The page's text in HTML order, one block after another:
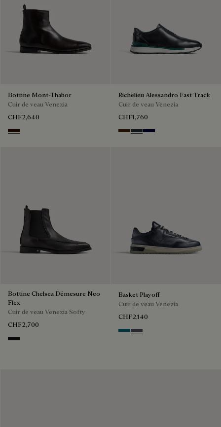
Bottine Mont-Thabor
Cuir de veau Venezia
CHF2,640
Fondant
Richelieu Alessandro Fast Track
Cuir de veau Venezia
CHF1,760
Marrone Intenso
Nero Fume
Nero Blu
Bottine Chelsea Démesure Neo
Flex
Cuir de veau Venezia Softy
CHF2,700
Nero Grigio
Basket Playoff
Cuir de veau Venezia
CHF2,140
NebulosaNero Sfumato